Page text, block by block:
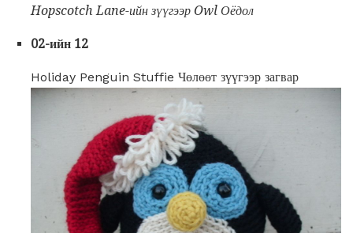
Hopscotch Lane-ийн зүүгээр Owl Оёдол
02-ийн 12
Holiday Penguin Stuffie Чөлөөт зүүгээр загвар